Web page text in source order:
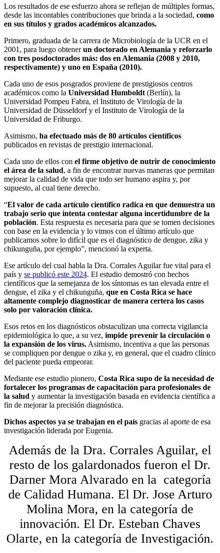
Los resultados de ese esfuerzo ahora se reflejan de múltiples formas,
desde las incontables contribuciones que brinda a la sociedad, como
en sus títulos y grados académicos alcanzados.
Primero, graduada de la carrera de Microbiología de la UCR en el
2001, para luego obtenerun doctorado en Alemania y reforzarlo
con tres posdoctorados más: dos en Alemania (2008 y 2010,
respectivamente) y uno en España (2010).
Cada uno de esos posgrados proviene de prestigiosos centros
académicos como la Universidad Humboldt (Berlín), la
Universidad Pompeu Fabra, el Instituto de Virología de la
Universidad de Düsseldorf y el Instituto de Virología de la
Universidad de Friburgo.
Asimismo, ha efectuado más de 80 artículos científicos
publicados en revistas de prestigio internacional.
Cada uno de ellos con el firme objetivo de nutrir de conocimiento
el área de la salud, a fin de encontrar nuevas maneras que permitan
mejorar la calidad de vida que todo ser humano aspira y, por
supuesto, al cual tiene derecho.
“El valor de cada artículo científico radica en que demuestra un
trabajo serio que intenta contestar alguna incertidumbre de la
población. Esta respuesta es necesaria para que se tomen decisiones
con base en la evidencia y lo vimos con el último artículo que
publicamos sobre lo difícil que es el diagnóstico de dengue, zika y
chikunguña, por ejemplo”, mencionó la experta.
Ese artículo del cual habla la Dra. Corrales Aguilar fue vital para el
país y se publicó este 2024. El estudio demostró con hechos
científicos que la semejanza de los síntomas es tan elevada entre el
dengue, el zika y el chikunguña, que en Costa Rica se hace
altamente complejo diagnosticar de manera certera los casos
solo por valoración clínica.
Esos retos en los diagnósticos obstaculizan una correcta vigilancia
epidemiológica lo que, a su vez, impide prevenir la circulación o
la expansión de los virus. Asimismo, incentiva a que las personas
se compliquen por dengue o zika y, en general, que el cuadro clínico
del paciente pueda empeorar.
Mediante ese estudio pionero, Costa Rica supo de la necesidad de
fortalecer los programas de capacitación para profesionales de
la salud y aumentar la investigación basada en evidencia científica a
fin de mejorar la precisión diagnóstica.
Dichos aspectos ya se trabajan en el país gracias al aporte de esa
investigación liderada por Eugenia.
Además de la Dra. Corrales Aguilar, el
resto de los galardonados fueron el Dr.
Darner Mora Alvarado en la categoría
de Calidad Humana. El Dr. Jose Arturo
Molina Mora, en la categoría de
innovación. El Dr. Esteban Chaves
Olarte, en la categoría de Investigación.